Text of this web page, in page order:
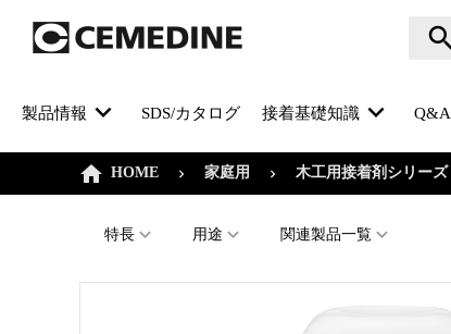
製品情報 SDS/カタログ 接着基礎知識 Q&A
HOME 家庭用 木工用接着剤シリーズ
特長 用途 関連製品一覧